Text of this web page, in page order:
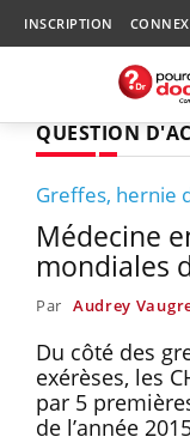
INSCRIPTION
QUESTION
Greffes, hernie
Médecine
mondiales
Par Audrey
Du côté des
exérèses, les
par 5
de l’année